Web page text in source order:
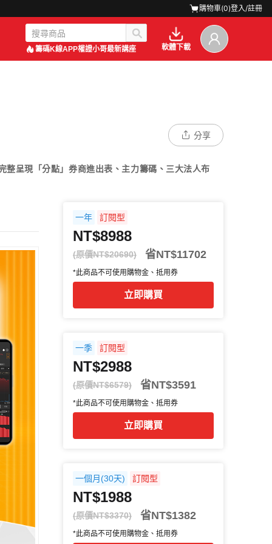
購物車(0)登入/註冊
籌碼K線APP權證小哥最新講座 軟體下載
分享
呈現「分點」券商進出表、主力籌碼、三大法人布
一年 訂閱型
NT$8988
(原價NT$20690) 省NT$11702
*此商品不可使用購物金、抵用券
立即購買
一季 訂閱型
NT$2988
(原價NT$6579) 省NT$3591
*此商品不可使用購物金、抵用券
立即購買
一個月(30天) 訂閱型
NT$1988
(原價NT$3370) 省NT$1382
*此商品不可使用購物金、抵用券